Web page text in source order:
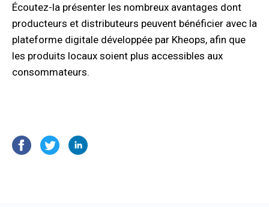
Écoutez-la présenter les nombreux avantages dont
producteurs et distributeurs peuvent bénéficier avec la
plateforme digitale développée par Kheops, afin que
les produits locaux soient plus accessibles aux
consommateurs.